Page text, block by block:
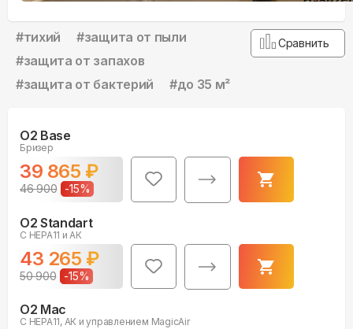
#тихий #защита от пыли
#защита от запахов
#защита от бактерий #до 35 м²
Сравнить
O2 Base
Бризер
39 865 ₽
46 900 -15%
O2 Standart
С HEPA11 и АК
43 265 ₽
50 900 -15%
O2 Mac
С HEPA11, АК и управлением MagicAir